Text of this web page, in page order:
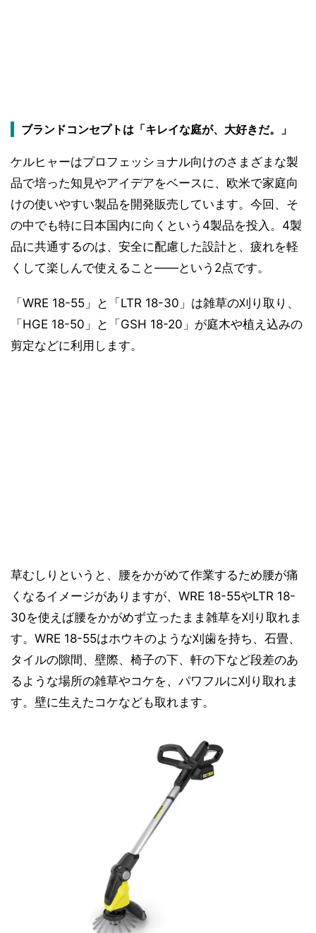
ブランドコンセプトは「キレイな庭が、大好きだ。」
ケルヒャーはプロフェッショナル向けのさまざまな製
品で培った知見やアイデアをベースに、欧米で家庭向
けの使いやすい製品を開発販売しています。今回、そ
の中でも特に日本国内に向くという4製品を投入。4製
品に共通するのは、安全に配慮した設計と、疲れを軽
くして楽しんで使えること――という2点です。
「WRE 18-55」と「LTR 18-30」は雑草の刈り取り、
「HGE 18-50」と「GSH 18-20」が庭木や植え込みの
剪定などに利用します。
草むしりというと、腰をかがめて作業するため腰が痛
くなるイメージがありますが、WRE 18-55やLTR 18-
30を使えば腰をかがめず立ったまま雑草を刈り取れま
す。WRE 18-55はホウキのような刈歯を持ち、石畳、
タイルの隙間、壁際、椅子の下、軒の下など段差のあ
るような場所の雑草やコケを、パワフルに刈り取れま
す。壁に生えたコケなども取れます。